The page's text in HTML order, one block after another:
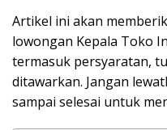
Artikel ini akan
lowongan Kepala Toko
termasuk persyaratan,
ditawarkan. Jangan
sampai selesai untuk